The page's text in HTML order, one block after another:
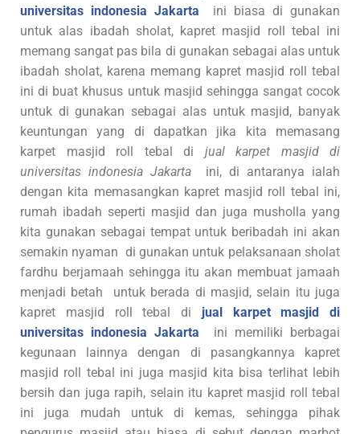
universitas indonesia Jakarta ini biasa di gunakan
untuk alas ibadah sholat, kapret masjid roll tebal ini
memang sangat pas bila di gunakan sebagai alas untuk
ibadah sholat, karena memang kapret masjid roll tebal
ini di buat khusus untuk masjid sehingga sangat cocok
untuk di gunakan sebagai alas untuk masjid, banyak
keuntungan yang di dapatkan jika kita memasang
karpet masjid roll tebal di jual karpet masjid di
universitas indonesia Jakarta ini, di antaranya ialah
dengan kita memasangkan kapret masjid roll tebal ini,
rumah ibadah seperti masjid dan juga musholla yang
kita gunakan sebagai tempat untuk beribadah ini akan
semakin nyaman di gunakan untuk pelaksanaan sholat
fardhu berjamaah sehingga itu akan membuat jamaah
menjadi betah untuk berada di masjid, selain itu juga
kapret masjid roll tebal di jual karpet masjid di
universitas indonesia Jakarta ini memiliki berbagai
kegunaan lainnya dengan di pasangkannya kapret
masjid roll tebal ini juga masjid kita bisa terlihat lebih
bersih dan juga rapih, selain itu kapret masjid roll tebal
ini juga mudah untuk di kemas, sehingga pihak